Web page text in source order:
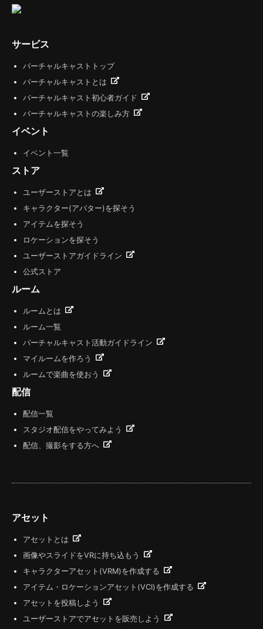
サービス
バーチャルキャストトップ
バーチャルキャストとは
バーチャルキャスト初心者ガイド
バーチャルキャストの楽しみ方
イベント
イベント一覧
ストア
ユーザーストアとは
キャラクター(アバター)を探そう
アイテムを探そう
ロケーションを探そう
ユーザーストアガイドライン
公式ストア
ルーム
ルームとは
ルーム一覧
バーチャルキャスト活動ガイドライン
マイルームを作ろう
ルームで楽曲を使おう
配信
配信一覧
スタジオ配信をやってみよう
配信、撮影をする方へ
アセット
アセットとは
画像やスライドをVRに持ち込もう
キャラクターアセット(VRM)を作成する
アイテム・ロケーションアセット(VCI)を作成する
アセットを投稿しよう
ユーザーストアでアセットを販売しよう